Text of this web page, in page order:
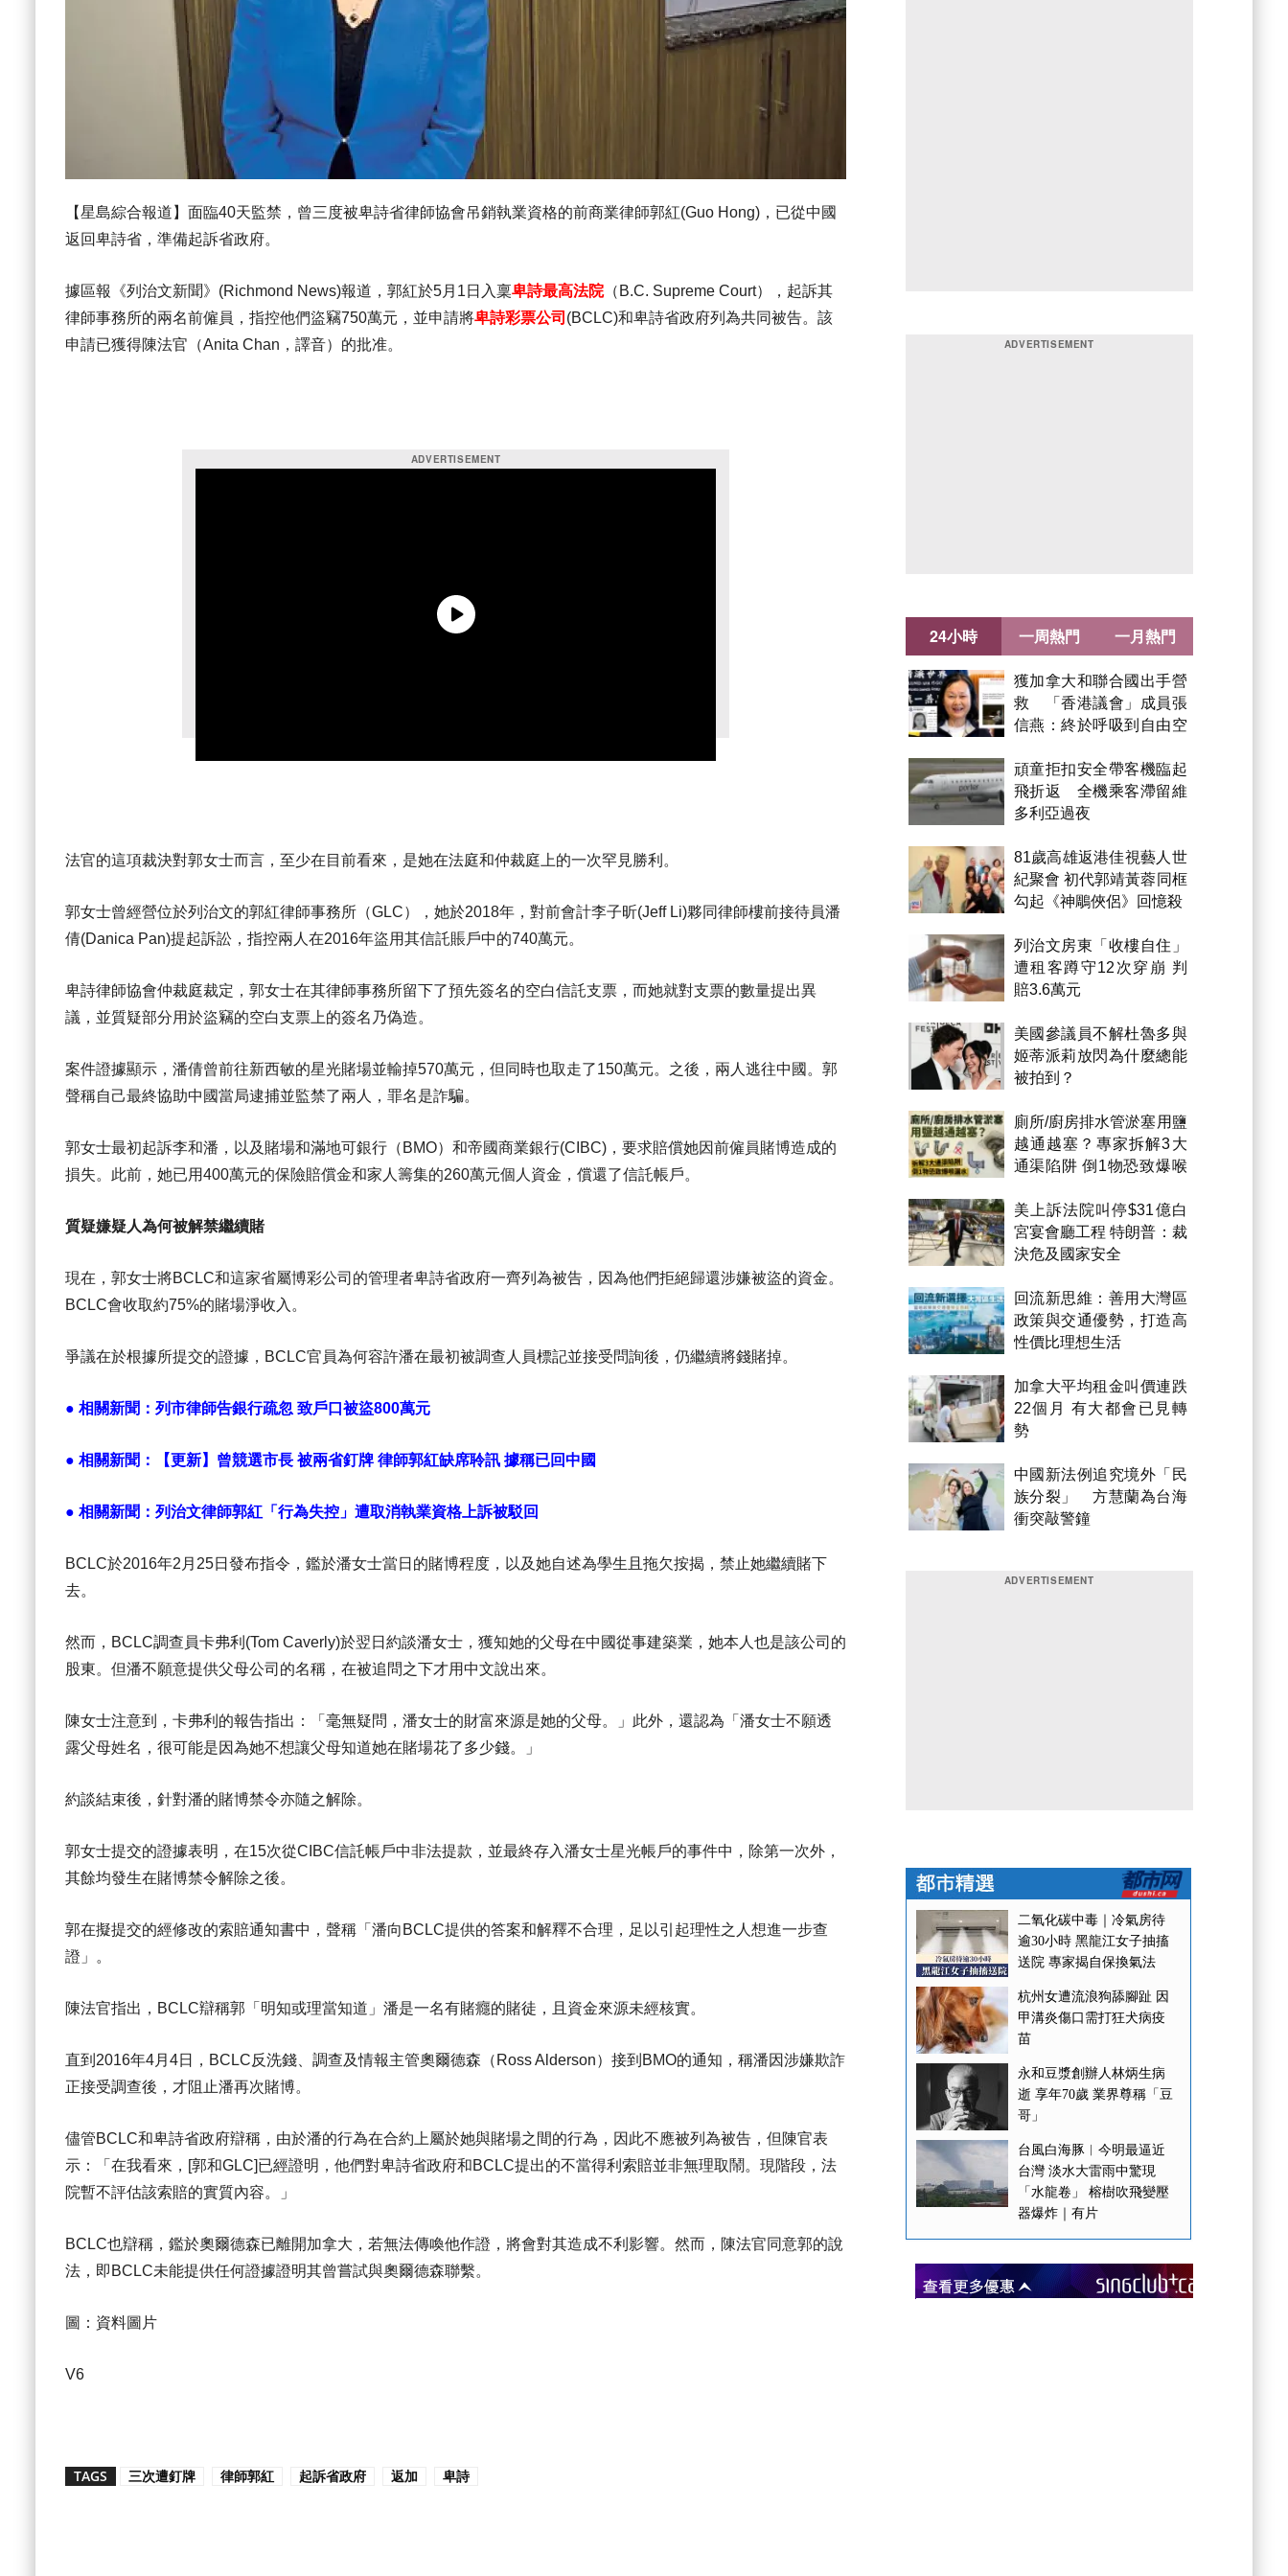
【星島綜合報道】面臨40天監禁，曾三度被卑詩省律師協會吊銷執業資格的前商業律師郭紅(Guo Hong)，已從中國
返回卑詩省，準備起訴省政府。
據區報《列治文新聞》(Richmond News)報道，郭紅於5月1日入稟卑詩最高法院（B.C. Supreme Court），起訴其
律師事務所的兩名前僱員，指控他們盜竊750萬元，並申請將卑詩彩票公司 (BCLC)和卑詩省政府列為共同被告。該
申請已獲得陳法官（Anita Chan，譯音）的批准。
法官的這項裁決對郭女士而言，至少在目前看來，是她在法庭和仲裁庭上的一次罕見勝利。
郭女士曾經營位於列治文的郭紅律師事務所（GLC），她於2018年，對前會計李子昕(Jeff Li)夥同律師樓前接待員潘
倩(Danica Pan)提起訴訟，指控兩人在2016年盜用其信託賬戶中的740萬元。
卑詩律師協會仲裁庭裁定，郭女士在其律師事務所留下了預先簽名的空白信託支票，而她就對支票的數量提出異
議，並質疑部分用於盜竊的空白支票上的簽名乃偽造。
案件證據顯示，潘倩曾前往新西敏的星光賭場並輸掉570萬元，但同時也取走了150萬元。之後，兩人逃往中國。郭
聲稱自己最終協助中國當局逮捕並監禁了兩人，罪名是詐騙。
郭女士最初起訴李和潘，以及賭場和滿地可銀行（BMO）和帝國商業銀行(CIBC)，要求賠償她因前僱員賭博造成的
損失。此前，她已用400萬元的保險賠償金和家人籌集的260萬元個人資金，償還了信託帳戶。
質疑嫌疑人為何被解禁繼續賭
現在，郭女士將BCLC和這家省屬博彩公司的管理者卑詩省政府一齊列為被告，因為他們拒絕歸還涉嫌被盜的資金。
BCLC會收取約75%的賭場淨收入。
爭議在於根據所提交的證據，BCLC官員為何容許潘在最初被調查人員標記並接受問詢後，仍繼續將錢賭掉。
● 相關新聞： 列市律師告銀行疏忽 致戶口被盜800萬元
● 相關新聞： 【更新】曾競選市長 被兩省釘牌 律師郭紅缺席聆訊 據稱已回中國
● 相關新聞： 列治文律師郭紅「行為失控」遭取消執業資格上訴被駁回
BCLC於2016年2月25日發布指令，鑑於潘女士當日的賭博程度，以及她自述為學生且拖欠按揭，禁止她繼續賭下
去。
然而，BCLC調查員卡弗利(Tom Caverly)於翌日約談潘女士，獲知她的父母在中國從事建築業，她本人也是該公司的
股東。但潘不願意提供父母公司的名稱，在被追問之下才用中文說出來。
陳女士注意到，卡弗利的報告指出：「毫無疑問，潘女士的財富來源是她的父母。」此外，還認為「潘女士不願透
露父母姓名，很可能是因為她不想讓父母知道她在賭場花了多少錢。」
約談結束後，針對潘的賭博禁令亦隨之解除。
郭女士提交的證據表明，在15次從CIBC信託帳戶中非法提款，並最終存入潘女士星光帳戶的事件中，除第一次外，
其餘均發生在賭博禁令解除之後。
郭在擬提交的經修改的索賠通知書中，聲稱「潘向BCLC提供的答案和解釋不合理，足以引起理性之人想進一步查
證」。
陳法官指出，BCLC辯稱郭「明知或理當知道」潘是一名有賭癮的賭徒，且資金來源未經核實。
直到2016年4月4日，BCLC反洗錢、調查及情報主管奧爾德森（Ross Alderson）接到BMO的通知，稱潘因涉嫌欺詐
正接受調查後，才阻止潘再次賭博。
儘管BCLC和卑詩省政府辯稱，由於潘的行為在合約上屬於她與賭場之間的行為，因此不應被列為被告，但陳官表
示：「在我看來，[郭和GLC]已經證明，他們對卑詩省政府和BCLC提出的不當得利索賠並非無理取鬧。現階段，法
院暫不評估該索賠的實質內容。」
BCLC也辯稱，鑑於奧爾德森已離開加拿大，若無法傳喚他作證，將會對其造成不利影響。然而，陳法官同意郭的說
法，即BCLC未能提供任何證據證明其曾嘗試與奧爾德森聯繫。
圖：資料圖片
V6
TAGS 三次遭釘牌 律師郭紅 起訴省政府 返加 卑詩
24小時
獲加拿大和聯合國出手營
救 「香港議會」成員張
信燕：終於呼吸到自由空
頑童拒扣安全帶客機臨起
飛折返 全機乘客滯留維
多利亞過夜
81歲高雄返港佳視藝人世
紀聚會 初代郭靖黃蓉同框
勾起《神鵰俠侶》回憶殺
列治文房東「收樓自住」
遭租客蹲守12次穿崩 判
賠3.6萬元
美國參議員不解杜魯多與
姬蒂派莉放閃為什麼總能
被拍到？
廁所/廚房排水管淤塞用鹽
越通越塞？專家拆解3大
通渠陷阱 倒1物恐致爆喉
美上訴法院叫停$31億白
宮宴會廳工程 特朗普：裁
決危及國家安全
回流新思維：善用大灣區
政策與交通優勢，打造高
性價比理想生活
加拿大平均租金叫價連跌
22個月 有大都會已見轉
勢
中國新法例追究境外「民
族分裂」 方慧蘭為台海
衝突敲警鐘
一周熱門 一月熱門